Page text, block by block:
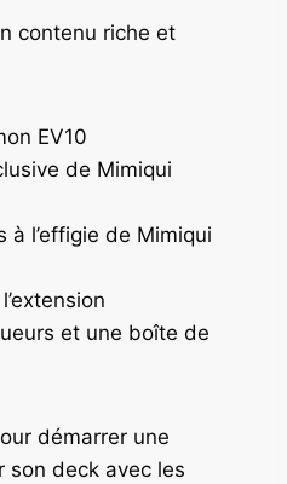
contenu riche et
EV10
de Mimiqui
l’effigie de Mimiqui
et une boîte de
démarrer une
son deck avec les